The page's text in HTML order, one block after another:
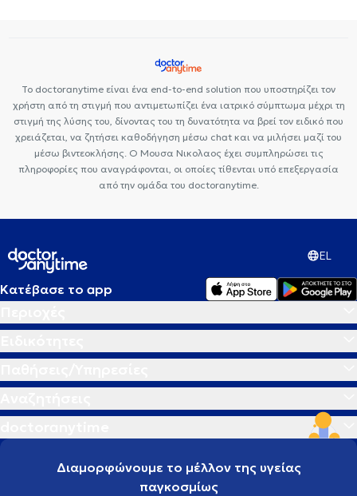
Το doctoranytime είναι ένα end-to-end solution που υποστηρίζει τον
χρήστη από τη στιγμή που αντιμετωπίζει ένα ιατρικό σύμπτωμα μέχρι τη
στιγμή της λύσης του, δίνοντας του τη δυνατότητα να βρεί τον ειδικό που
χρειάζεται, να ζητήσει καθοδήγηση μέσω chat και να μιλήσει μαζί του
μέσω βιντεοκλήσης. Ο Μουσα Νικολαος έχει συμπληρώσει τις
πληροφορίες που αναγράφονται, οι οποίες τίθενται υπό επεξεργασία
από την ομάδα του doctoranytime.
EL
Κατέβασε το app
Διαμορφώνουμε το μέλλον της υγείας
παγκοσμίως